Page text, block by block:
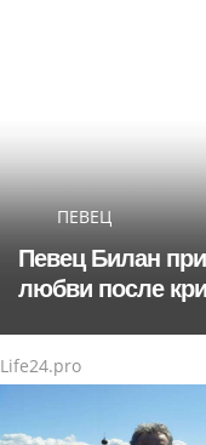
ПЕВЕЦ
Певец Билан
любви после
Life24.pro